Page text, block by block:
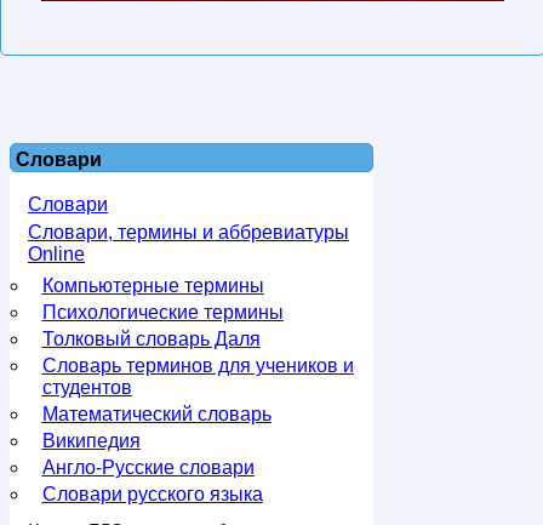
Словари
Словари
Словари, термины и аббревиатуры
Online
Компьютерные термины
Психологические термины
Толковый словарь Даля
Словарь терминов для учеников и
студентов
Математический словарь
Википедия
Англо-Русские словари
Словари русского языка